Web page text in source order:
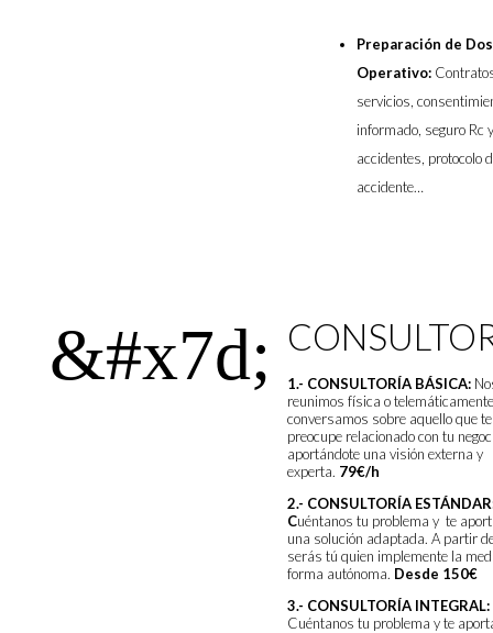
Preparación de
Operativo:
servicios,
informado, seguro Rc y
accidentes, protocolo
accidente…
&#x7d; 1.- CONSULTORÍA BÁSICA:
reunimos física o
conversamos sobre aquello que te
preocupe relacionado con tu
aportándote una visión externa y
experta. 79€/h
2.- CONSULTORÍA
Cuéntanos tu problema y te
una solución adaptada. A partir
serás tú quien implemente la
forma autónoma. Desde 150€
3.- CONSULTORÍA INTEGRAL:
Cuéntanos tu problema y te